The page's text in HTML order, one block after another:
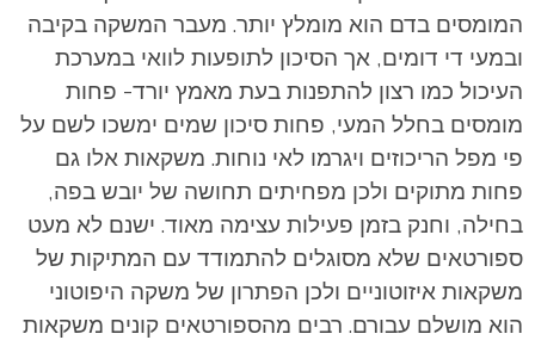
המומסים בדם הוא מומלץ יותר. מעבר המשקה בקיבה
ובמעי די דומים, אך הסיכון לתופעות לוואי במערכת
העיכול כמו רצון להתפנות בעת מאמץ יורד- פחות
מומסים בחלל המעי, פחות סיכון שמים ימשכו לשם על
פי מפל הריכוזים ויגרמו לאי נוחות. משקאות אלו גם
פחות מתוקים ולכן מפחיתים תחושה של יובש בפה,
בחילה, וחנק בזמן פעילות עצימה מאוד. ישנם לא מעט
ספורטאים שלא מסוגלים להתמודד עם המתיקות של
משקאות איזוטוניים ולכן הפתרון של משקה היפוטוני
הוא מושלם עבורם. רבים מהספורטאים קונים משקאות